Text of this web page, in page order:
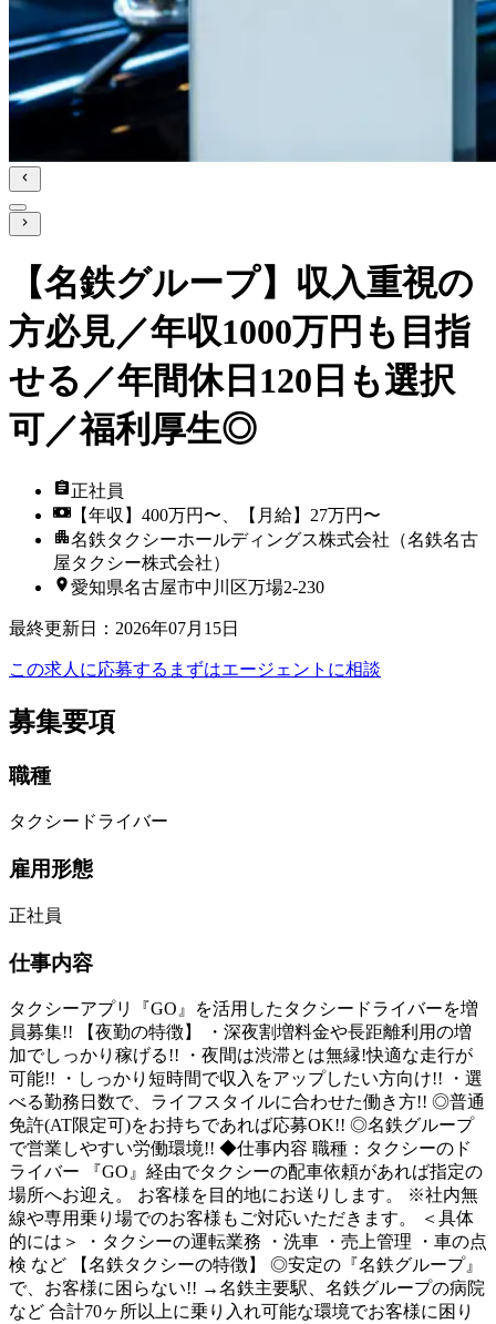
【名鉄グループ】収入重視の
方必見／年収1000万円も目指
せる／年間休日120日も選択
可／福利厚生◎
正社員
【年収】400万円〜、【月給】27万円〜
名鉄タクシーホールディングス株式会社（名鉄名古
屋タクシー株式会社）
愛知県名古屋市中川区万場2-230
最終更新日 ： 2026年07月15日
この求人に応募する まずはエージェントに相談
募集要項
職種
タクシードライバー
雇用形態
正社員
仕事内容
タクシーアプリ『GO』を活用したタクシードライバーを増
員募集!! 【夜勤の特徴】 ・深夜割増料金や長距離利用の増
加でしっかり稼げる!! ・夜間は渋滞とは無縁!快適な走行が
可能!! ・しっかり短時間で収入をアップしたい方向け!! ・選
べる勤務日数で、ライフスタイルに合わせた働き方!! ◎普通
免許(AT限定可)をお持ちであれば応募OK!! ◎名鉄グループ
で営業しやすい労働環境!! ◆仕事内容 職種：タクシーのド
ライバー 『GO』経由でタクシーの配車依頼があれば指定の
場所へお迎え。 お客様を目的地にお送りします。 ※社内無
線や専用乗り場でのお客様もご対応いただきます。 ＜具体
的には＞ ・タクシーの運転業務 ・洗車 ・売上管理 ・車の点
検 など 【名鉄タクシーの特徴】 ◎安定の『名鉄グループ』
で、お客様に困らない!! →名鉄主要駅、名鉄グループの病院
など 合計70ヶ所以上に乗り入れ可能な環境でお客様に困り